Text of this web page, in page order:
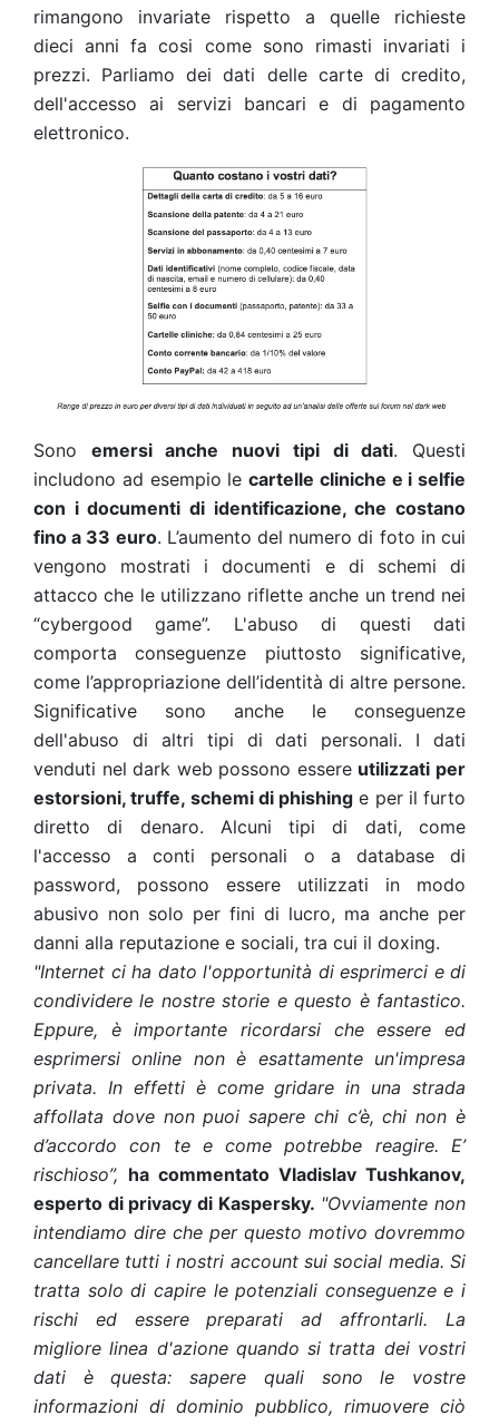
rimangono invariate rispetto a quelle richieste
dieci anni fa cosi come sono rimasti invariati i
prezzi. Parliamo dei dati delle carte di credito,
dell'accesso ai servizi bancari e di pagamento
elettronico.
Sono emersi anche nuovi tipi di dati. Questi
includono ad esempio le cartelle cliniche e i selfie
con i documenti di identificazione, che costano
fino a 33 euro. L’aumento del numero di foto in cui
vengono mostrati i documenti e di schemi di
attacco che le utilizzano riflette anche un trend nei
“cybergood game”. L'abuso di questi dati
comporta conseguenze piuttosto significative,
come l’appropriazione dell’identità di altre persone.
Significative sono anche le conseguenze
dell'abuso di altri tipi di dati personali. I dati
venduti nel dark web possono essere utilizzati per
estorsioni, truffe, schemi di phishing e per il furto
diretto di denaro. Alcuni tipi di dati, come
l'accesso a conti personali o a database di
password, possono essere utilizzati in modo
abusivo non solo per fini di lucro, ma anche per
danni alla reputazione e sociali, tra cui il doxing.
"Internet ci ha dato l'opportunità di esprimerci e di
condividere le nostre storie e questo è fantastico.
Eppure, è importante ricordarsi che essere ed
esprimersi online non è esattamente un'impresa
privata. In effetti è come gridare in una strada
affollata dove non puoi sapere chi c’è, chi non è
d’accordo con te e come potrebbe reagire. E’
rischioso”, ha commentato Vladislav Tushkanov,
esperto di privacy di Kaspersky. "Ovviamente non
intendiamo dire che per questo motivo dovremmo
cancellare tutti i nostri account sui social media. Si
tratta solo di capire le potenziali conseguenze e i
rischi ed essere preparati ad affrontarli. La
migliore linea d'azione quando si tratta dei vostri
dati è questa: sapere quali sono le vostre
informazioni di dominio pubblico, rimuovere ciò